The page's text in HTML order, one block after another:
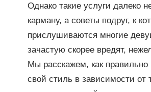
Однако такие услуги далеко
карману, а советы подруг, к
прислушиваются многие
зачастую скорее вредят,
Мы расскажем, как правильно
свой стиль в зависимости от